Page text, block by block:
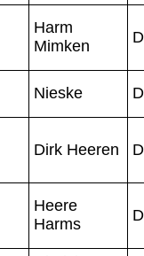
Harm
Mimken
Nieske
Dirk Heeren
Heere
Harms